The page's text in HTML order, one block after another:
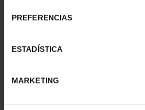
PREFERENCIAS
ESTADÍSTICA
MARKETING